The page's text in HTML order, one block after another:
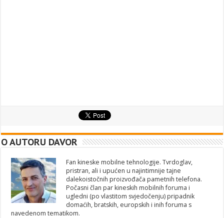
O AUTORU DAVOR
Fan kineske mobilne tehnologije. Tvrdoglav,
pristran, ali i upućen u najintimnije tajne
dalekoistočnih proizvođača pametnih telefona.
Počasni član par kineskih mobilnih foruma i
ugledni (po vlastitom svjedočenju) pripadnik
domaćih, bratskih, europskih i inih foruma s
navedenom tematikom.